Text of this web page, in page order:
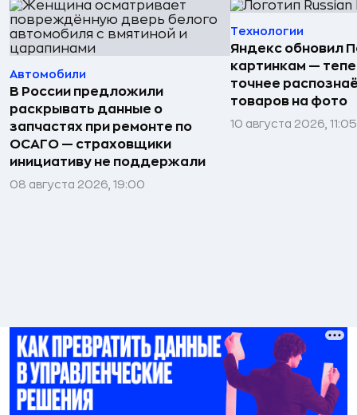
Автомобили
В России предложили
раскрывать данные о
запчастях при ремонте по
ОСАГО — страховщики
инициативу не поддержали
08 августа 2026, 19:00
Технологии
Яндекс обновил
картинкам —
точнее
товаров на фото
10 августа 2026, 11:05